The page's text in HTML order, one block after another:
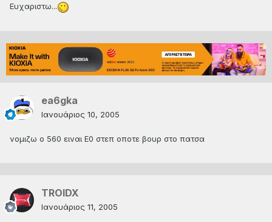
Ευχαριστω...
ea6gka
Ιανουάριος 10, 2005
νομιζω ο 560 ειναι Ε0 στεπ οποτε βουρ στο πατσα
TROIDX
Ιανουάριος 11, 2005